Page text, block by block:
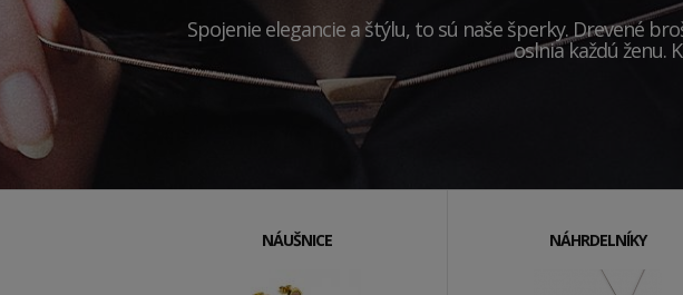
Spojenie elegancie a štýlu, to sú naše šperky. Drevené
oslnia každú ženu.
NÁUŠNICE NÁHRDELNÍKY